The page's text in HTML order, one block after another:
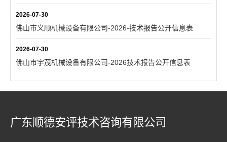
2026-07-30
佛山市义顺机械设备有限公司-2026-技术报告公开信息表
2026-07-30
佛山市宇茂机械设备有限公司-2026技术报告公开信息表
广东顺德安评技术咨询有限公司